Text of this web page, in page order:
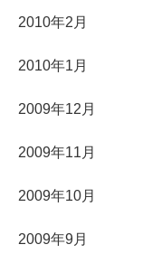
2010年2月
2010年1月
2009年12月
2009年11月
2009年10月
2009年9月